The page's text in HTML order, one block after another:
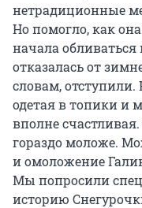
нетрадиционные
Но помогло, как
начала
отказалась от
словам,
одетая в топики и
вполне
гораздо моложе.
и омоложение
Мы попросили
историю